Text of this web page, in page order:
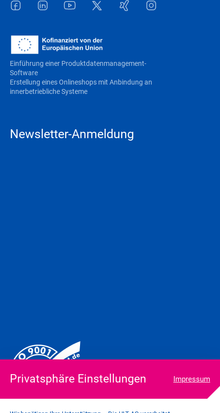
Privatsphäre Einstellungen Impressum
Facebook LinkedInYoutube Twitter
Einführung einer Produktdatenmanagement-
Software
Erstellung eines Onlineshops mit Anbindung an
innerbetriebliche Systeme
Newsletter-Anmeldung